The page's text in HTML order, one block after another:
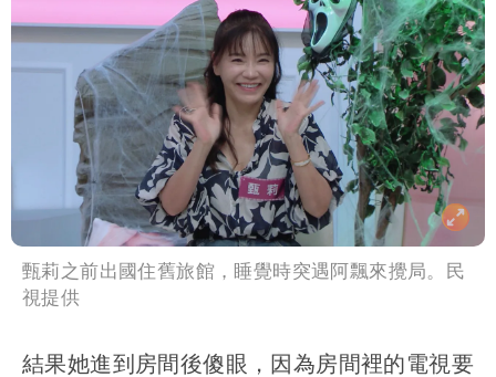
甄莉之前出國住舊旅館，睡覺時突遇阿飄來攪局。民
視提供
結果她進到房間後傻眼，因為房間裡的電視要